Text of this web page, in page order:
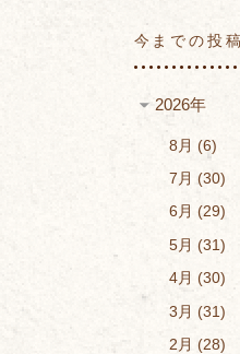
今までの投稿
2026年
8月
6
7月
30
6月
29
5月
31
4月
30
3月
31
2月
28